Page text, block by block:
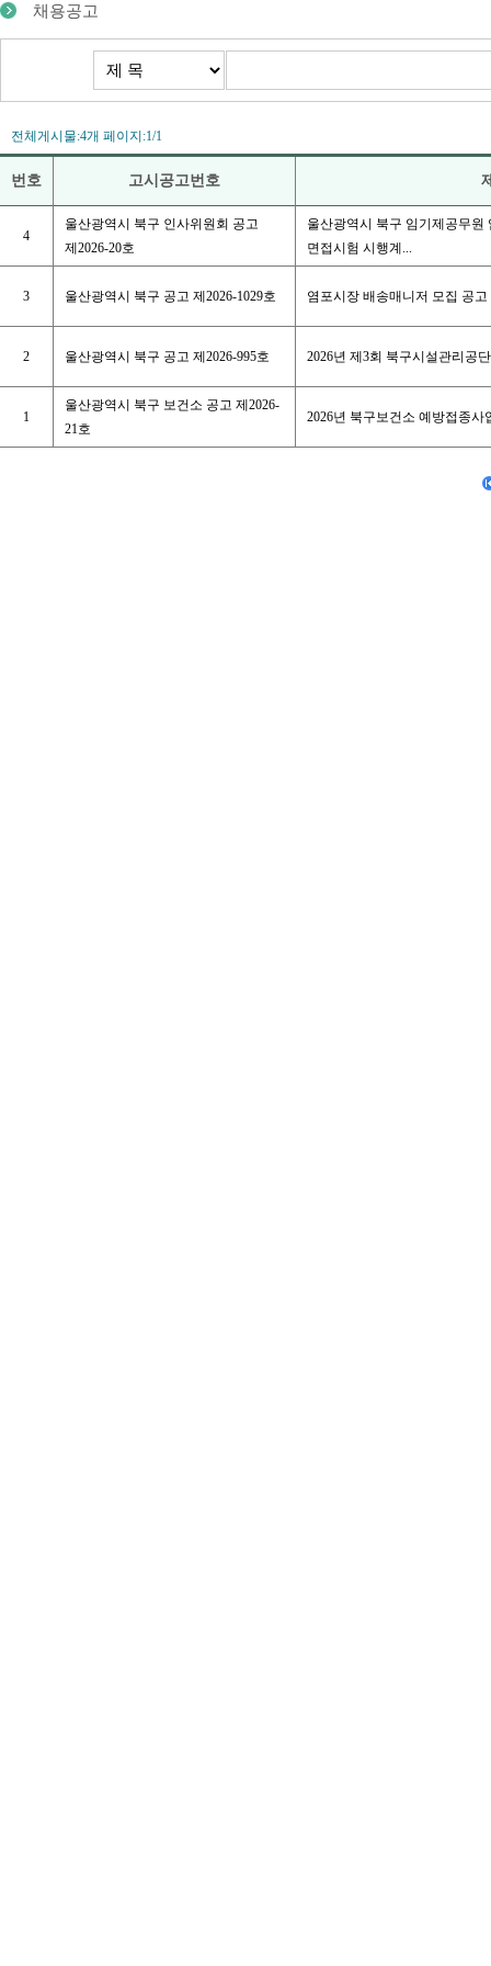
채용공고
전체게시물:4개 페이지:1/1
번호 고시공고번호
4
울산광역시 북구 인사위원회 공고
제2026-20호
울산광역시 북구 임기제공무원
면접시험 시행계...
3 울산광역시 북구 공고 제2026-1029호 염포시장 배송매니저 모집 공고
2 울산광역시 북구 공고 제2026-995호 2026년 제3회 북구시설관리공
1
울산광역시 북구 보건소 공고 제2026-
21호
2026년 북구보건소 예방접종